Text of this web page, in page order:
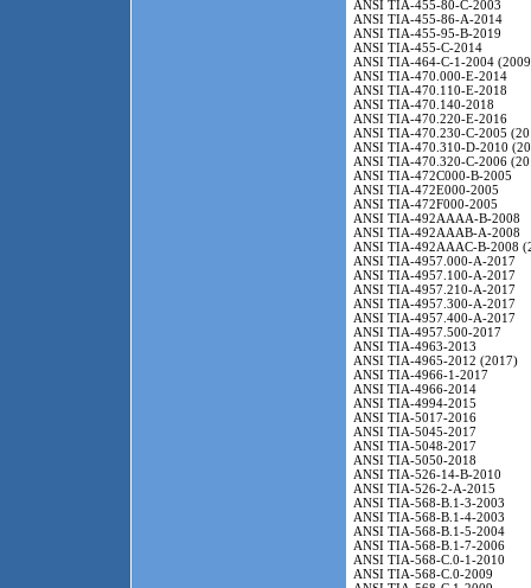
ANSI TIA-455-80-C-2003
ANSI TIA-455-86-A-2014
ANSI TIA-455-95-B-2019
ANSI TIA-455-C-2014
ANSI TIA-464-C-1-2004
ANSI TIA-470.000-E-2014
ANSI TIA-470.110-E-2018
ANSI TIA-470.140-2018
ANSI TIA-470.220-E-2016
ANSI TIA-470.230-C-2005
ANSI TIA-470.310-D-2010
ANSI TIA-470.320-C-2006
ANSI TIA-472C000-B-2005
ANSI TIA-472E000-2005
ANSI TIA-472F000-2005
ANSI TIA-492AAAA-B-2008
ANSI TIA-492AAAB-A-2008
ANSI TIA-492AAAC-B-2008
ANSI TIA-4957.000-A-2017
ANSI TIA-4957.100-A-2017
ANSI TIA-4957.210-A-2017
ANSI TIA-4957.300-A-2017
ANSI TIA-4957.400-A-2017
ANSI TIA-4957.500-2017
ANSI TIA-4963-2013
ANSI TIA-4965-2012 (2017)
ANSI TIA-4966-1-2017
ANSI TIA-4966-2014
ANSI TIA-4994-2015
ANSI TIA-5017-2016
ANSI TIA-5045-2017
ANSI TIA-5048-2017
ANSI TIA-5050-2018
ANSI TIA-526-14-B-2010
ANSI TIA-526-2-A-2015
ANSI TIA-568-B.1-3-2003
ANSI TIA-568-B.1-4-2003
ANSI TIA-568-B.1-5-2004
ANSI TIA-568-B.1-7-2006
ANSI TIA-568-C.0-1-2010
ANSI TIA-568-C.0-2009